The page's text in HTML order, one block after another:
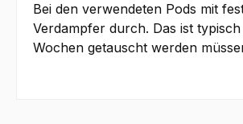
Bei den verwendeten Pods mit
Verdampfer durch. Das ist
Wochen getauscht werden